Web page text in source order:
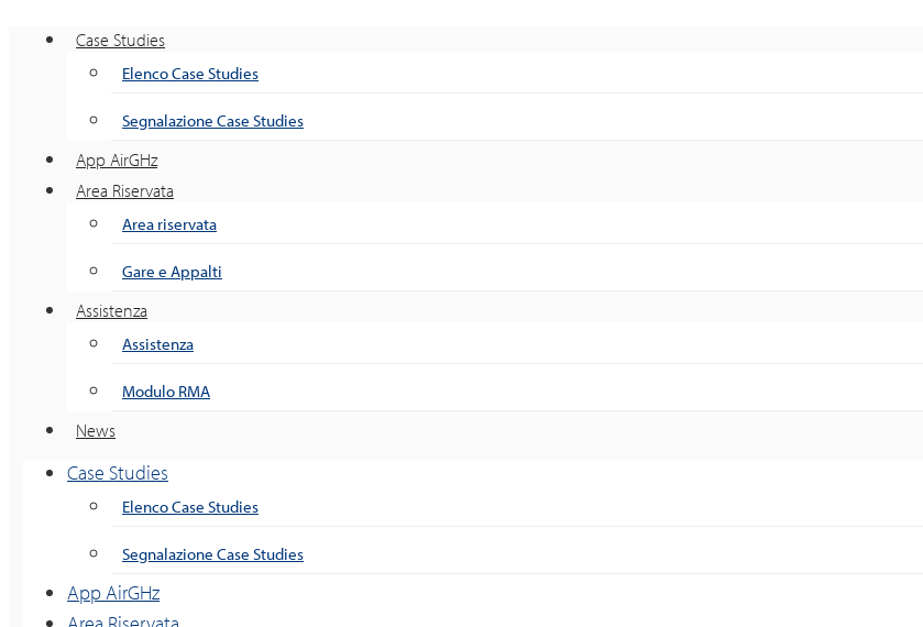
Case Studies
Elenco Case Studies
Segnalazione Case Studies
App AirGHz
Area Riservata
Area riservata
Gare e Appalti
Assistenza
Assistenza
Modulo RMA
News
Case Studies
Elenco Case Studies
Segnalazione Case Studies
App AirGHz